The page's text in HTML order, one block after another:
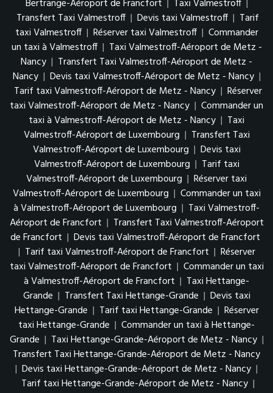
Bertrange-Aéroport de Francfort | Taxi Valmestroff |
Transfert Taxi Valmestroff | Devis taxi Valmestroff | Tarif
taxi Valmestroff | Réserver taxi Valmestroff | Commander
un taxi à Valmestroff | Taxi Valmestroff-Aéroport de Metz -
Nancy | Transfert Taxi Valmestroff-Aéroport de Metz -
Nancy | Devis taxi Valmestroff-Aéroport de Metz - Nancy |
Tarif taxi Valmestroff-Aéroport de Metz - Nancy | Réserver
taxi Valmestroff-Aéroport de Metz - Nancy | Commander un
taxi à Valmestroff-Aéroport de Metz - Nancy | Taxi
Valmestroff-Aéroport de Luxembourg | Transfert Taxi
Valmestroff-Aéroport de Luxembourg | Devis taxi
Valmestroff-Aéroport de Luxembourg | Tarif taxi
Valmestroff-Aéroport de Luxembourg | Réserver taxi
Valmestroff-Aéroport de Luxembourg | Commander un taxi
à Valmestroff-Aéroport de Luxembourg | Taxi Valmestroff-
Aéroport de Francfort | Transfert Taxi Valmestroff-Aéroport
de Francfort | Devis taxi Valmestroff-Aéroport de Francfort
| Tarif taxi Valmestroff-Aéroport de Francfort | Réserver
taxi Valmestroff-Aéroport de Francfort | Commander un taxi
à Valmestroff-Aéroport de Francfort | Taxi Hettange-
Grande | Transfert Taxi Hettange-Grande | Devis taxi
Hettange-Grande | Tarif taxi Hettange-Grande | Réserver
taxi Hettange-Grande | Commander un taxi à Hettange-
Grande | Taxi Hettange-Grande-Aéroport de Metz - Nancy |
Transfert Taxi Hettange-Grande-Aéroport de Metz - Nancy
| Devis taxi Hettange-Grande-Aéroport de Metz - Nancy |
Tarif taxi Hettange-Grande-Aéroport de Metz - Nancy |